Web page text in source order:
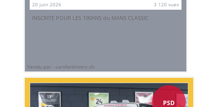
20 juin 2026
3 120 vues
INSCRITE POUR LES 100ANS du MANS CLASSIC
Vendu par : carsfordrivers.ch
PSD